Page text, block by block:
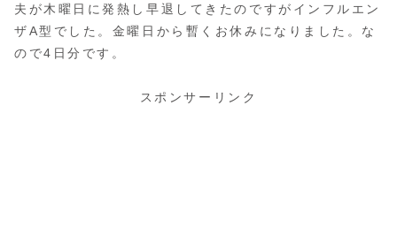
夫が木曜日に発熱し早退してきたのですがインフルエン
ザA型でした。金曜日から暫くお休みになりました。な
ので4日分です。
スポンサーリンク